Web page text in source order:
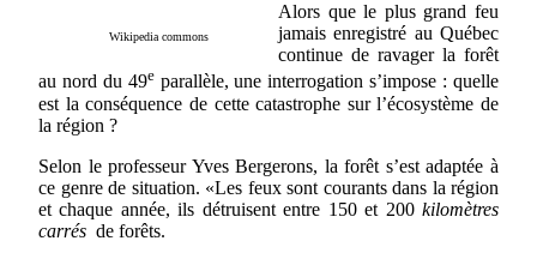
Wikipedia commons
Alors que le plus grand feu
jamais enregistré au Québec
continue de ravager la forêt
au nord du 49eparallèle, une interrogation s’impose : quelle
est la conséquence de cette catastrophe sur l’écosystème de
la région ?
Selon le professeur Yves Bergerons, la forêt s’est adaptée à
ce genre de situation. «Les feux sont courants dans la région
et chaque année, ils détruisent entre 150 et 200 kilomètres
carrés de forêts.